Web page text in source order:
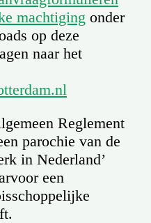
machtiging onder
op deze
naar het
Reglement
parochie van de
in Nederland’
een